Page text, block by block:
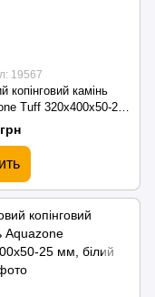
19567
копінговий камінь
Tuff 320x400x50-25
(пористий)